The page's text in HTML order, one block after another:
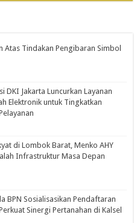
Atas Tindakan Pengibaran Simbol
DKI Jakarta Luncurkan Layanan
Elektronik untuk Tingkatkan
di Lombok Barat, Menko AHY
Infrastruktur Masa Depan
BPN Sosialisasikan Pendaftaran
Sinergi Pertanahan di Kalsel